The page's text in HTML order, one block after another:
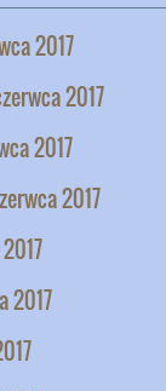
2017
2017
2017
2017
2017